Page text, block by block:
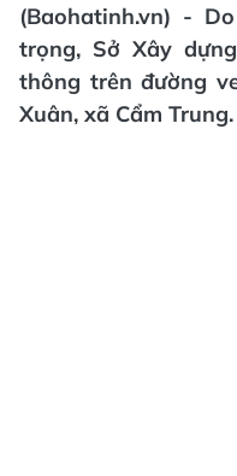
(Baohatinh.vn) -
trọng, Sở Xây
thông trên đường
Xuân, xã Cẩm Trung.